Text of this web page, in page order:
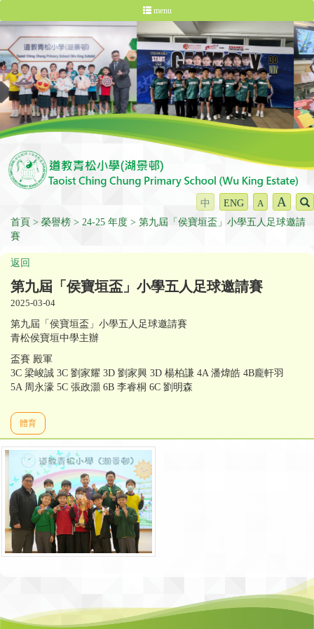
menu
中 ENG A A
首頁 榮譽榜 24-25 年度
第九屆「侯寶垣盃」小學五人足球邀請
賽
返回
第九屆「侯寶垣盃」小學五人足球邀請賽
2025-03-04
第九屆「侯寶垣盃」小學五人足球邀請賽
青松侯寶垣中學主辦
盃賽 殿軍
3C 梁峻誠 3C 劉家耀 3D 劉家興 3D 楊柏謙 4A 潘煒皓 4B龐軒羽
5A 周永濠 5C 張政灝 6B 李睿桐 6C 劉明森
體育